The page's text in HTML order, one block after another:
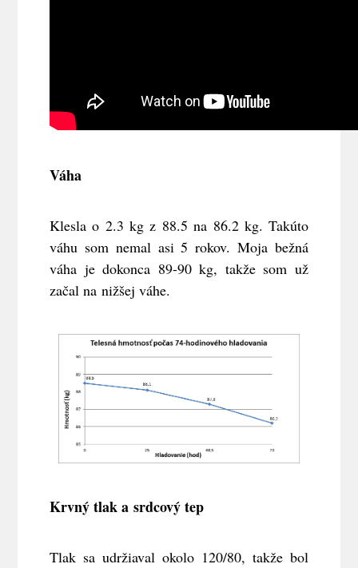
Váha
Klesla o 2.3 kg z 88.5 na 86.2 kg. Takúto
váhu som nemal asi 5 rokov. Moja bežná
váha je dokonca 89-90 kg, takže som už
začal na nižšej váhe.
Krvný tlak a srdcový tep
Tlak sa udržiaval okolo 120/80, takže bol